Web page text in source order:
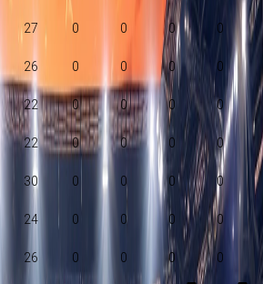
27 0 0 0 0
26 0 0 0 0
22 0 0 0 0
22 0 0 0 0
30 0 0 0 0
24 0 0 0 0
26 0 0 0 0